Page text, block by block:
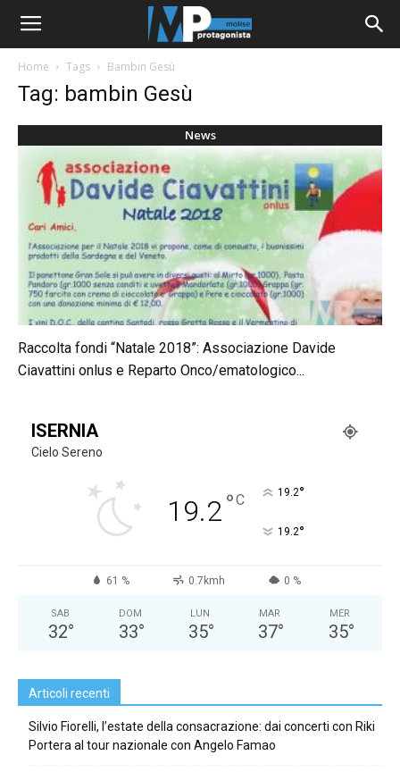
Home Tags Bambin Gesù
Tag: bambin Gesù
News
Raccolta fondi “Natale 2018”: Associazione Davide
Ciavattini onlus e Reparto Onco/ematologico...
ISERNIA
Cielo Sereno
19.2°C 19.2°
19.2°
61 % 0.7kmh 0 %
SAB
32°
DOM
33°
LUN
35°
MAR
37°
MER
35°
Articoli recenti
Silvio Fiorelli, l’estate della consacrazione: dai concerti con Riki
Portera al tour nazionale con Angelo Famao